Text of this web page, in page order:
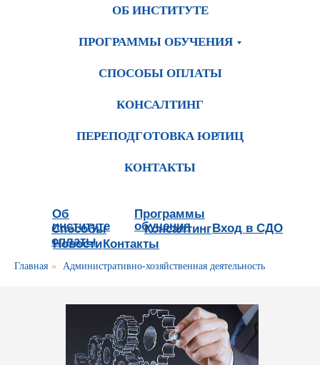
ОБ ИНСТИТУТЕ
ПРОГРАММЫ ОБУЧЕНИЯ
СПОСОБЫ ОПЛАТЫ
КОНСАЛТИНГ
ПЕРЕПОДГОТОВКА ЮРЛИЦ
КОНТАКТЫ
Об
институте
Программы
обучения
Способы
оплаты
Консалтинг
Новости
Вход в СДО
Контакты
Главная » Административно-хозяйственная деятельность